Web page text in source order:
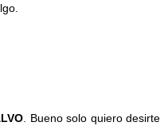
. Bueno solo quiero desirte